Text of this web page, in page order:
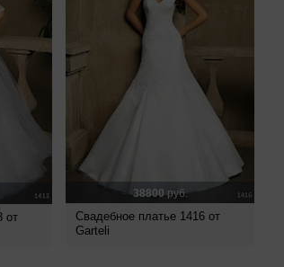
от
38800руб.
Свадебное платье 1416 от
Garteli